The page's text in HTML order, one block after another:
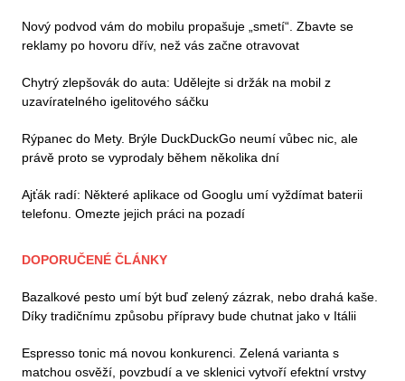
Nový podvod vám do mobilu propašuje „smetí“. Zbavte se
reklamy po hovoru dřív, než vás začne otravovat
Chytrý zlepšovák do auta: Udělejte si držák na mobil z
uzavíratelného igelitového sáčku
Rýpanec do Mety. Brýle DuckDuckGo neumí vůbec nic, ale
právě proto se vyprodaly během několika dní
Ajťák radí: Některé aplikace od Googlu umí vyždímat baterii
telefonu. Omezte jejich práci na pozadí
DOPORUČENÉ ČLÁNKY
Bazalkové pesto umí být buď zelený zázrak, nebo drahá kaše.
Díky tradičnímu způsobu přípravy bude chutnat jako v Itálii
Espresso tonic má novou konkurenci. Zelená varianta s
matchou osvěží, povzbudí a ve sklenici vytvoří efektní vrstvy